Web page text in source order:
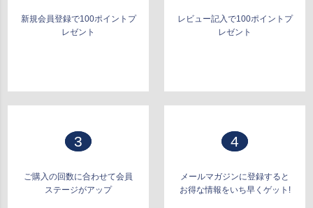
新規会員登録で100ポイントプ
レゼント
レビュー記入で100ポイントプ
レゼント
3
ご購入の回数に合わせて会員
ステージがアップ
4
メールマガジンに登録すると
お得な情報をいち早くゲット!